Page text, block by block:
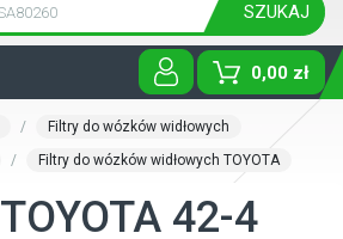
SZUKAJ
0,00 zł
Filtry do wózków widłowych
Filtry do wózków widłowych TOYOTA
TOYOTA 42-4